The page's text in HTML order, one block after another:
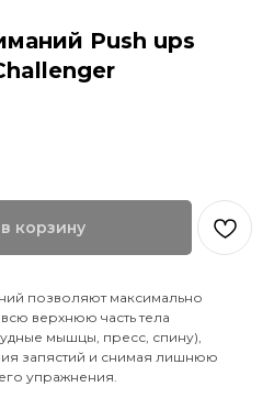
Push ups
корзину
позволяют максимально
верхнюю часть тела
мышцы, пресс, спину),
запястий и снимая лишнюю
упражнения.